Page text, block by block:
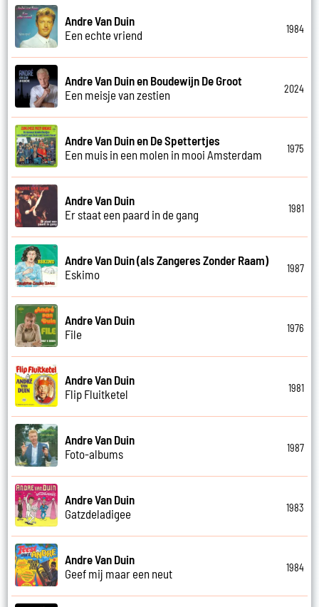
Andre Van Duin
Een echte vriend
1984
Andre Van Duin en Boudewijn De Groot
Een meisje van zestien
2024
Andre Van Duin en De Spettertjes
Een muis in een molen in mooi Amsterdam
1975
Andre Van Duin
Er staat een paard in de gang
1981
Andre Van Duin (als Zangeres Zonder Raam)
Eskimo
1987
Andre Van Duin
File
1976
Andre Van Duin
Flip Fluitketel
1981
Andre Van Duin
Foto-albums
1987
Andre Van Duin
Gatzdeladigee
1983
Andre Van Duin
Geef mij maar een neut
1984